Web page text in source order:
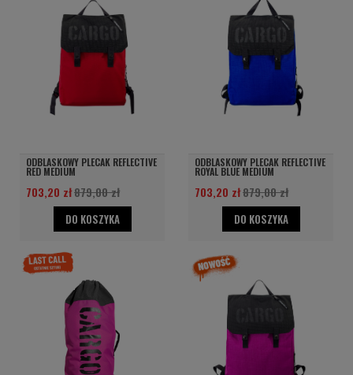
ODBLASKOWY PLECAK REFLECTIVE
RED MEDIUM
703,20 zł879,00 zł
DO KOSZYKA
ODBLASKOWY PLECAK REFLECTIVE
ROYAL BLUE MEDIUM
703,20 zł879,00 zł
DO KOSZYKA